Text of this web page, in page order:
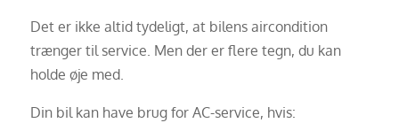
Det er ikke altid tydeligt, at bilens aircondition
trænger til service. Men der er flere tegn, du kan
holde øje med.
Din bil kan have brug for AC-service, hvis: